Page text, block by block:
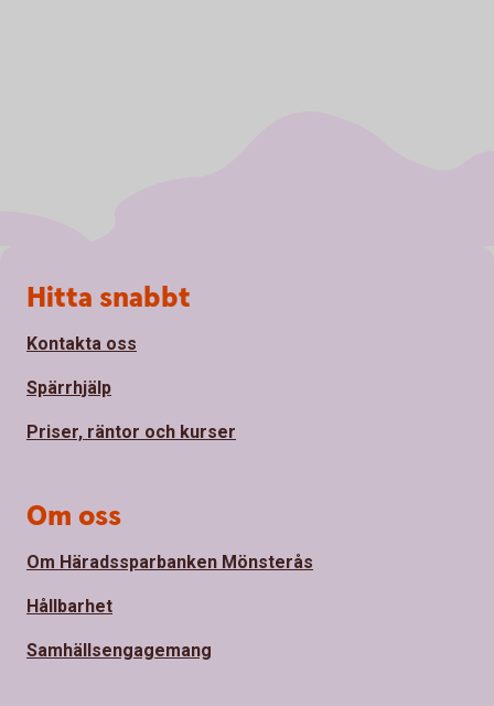
Sidfot
Hitta snabbt
Kontakta oss
Spärrhjälp
Priser, räntor och kurser
Om oss
Om Häradssparbanken Mönsterås
Hållbarhet
Samhällsengagemang